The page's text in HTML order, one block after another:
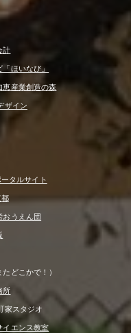
計
ほいなび」
恵産業創造の森
ザイン
タルサイト
都
おうえん団
どこかで！）
所
家スタジオ
イエンス教室